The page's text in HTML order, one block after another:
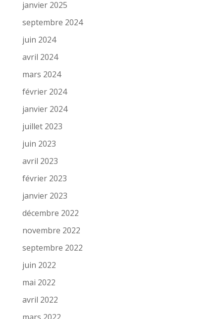
janvier 2025
septembre 2024
juin 2024
avril 2024
mars 2024
février 2024
janvier 2024
juillet 2023
juin 2023
avril 2023
février 2023
janvier 2023
décembre 2022
novembre 2022
septembre 2022
juin 2022
mai 2022
avril 2022
mars 2022